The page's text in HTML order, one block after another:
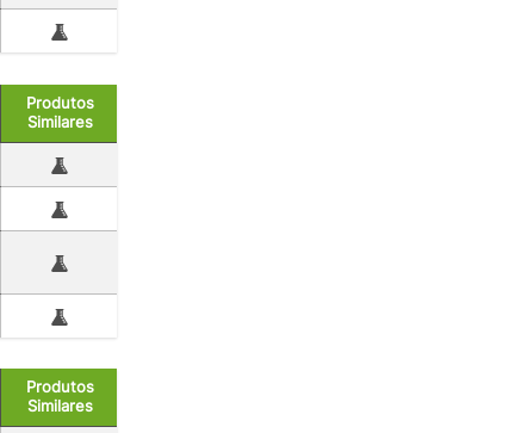
Produtos
Similares
Produtos
Similares